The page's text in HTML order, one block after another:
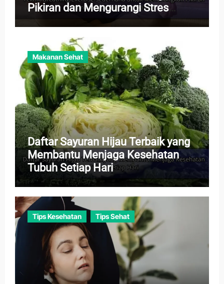
Pikiran dan Mengurangi Stres
Harian
Makanan Sehat
Daftar Sayuran Hijau Terbaik yang
Membantu Menjaga Kesehatan
Tubuh Setiap Hari
Tips Kesehatan Tips Sehat